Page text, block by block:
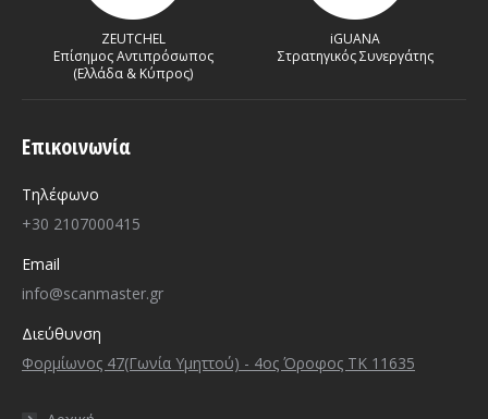
ZEUTCHEL
Επίσημος Αντιπρόσωπος
(Ελλάδα & Κύπρος)
iGUANA
Στρατηγικός Συνεργάτης
Επικοινωνία
Τηλέφωνο
+30 2107000415
Email
info@scanmaster.gr
Διεύθυνση
Φορμίωνος 47(Γωνία Υμηττού) - 4ος Όροφος ΤΚ 11635